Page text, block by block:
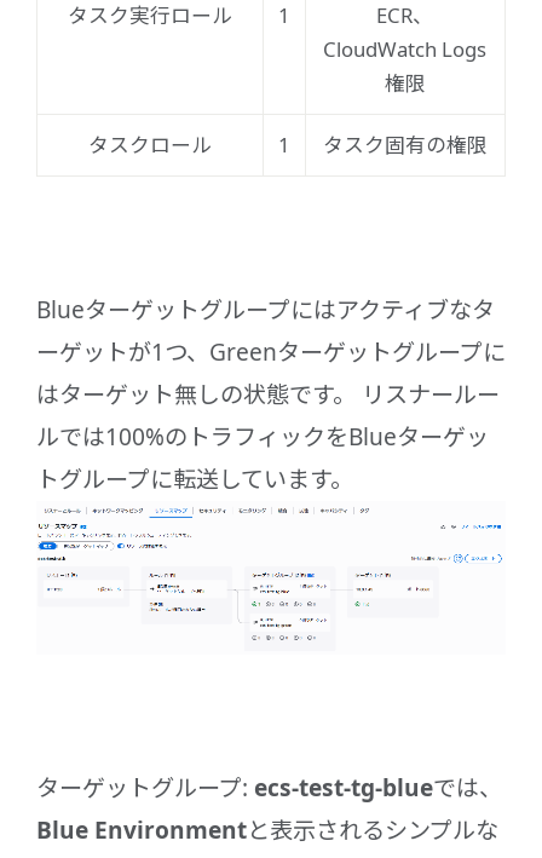
タスク実行ロール 1
ECR、
CloudWatch Logs
権限
タスクロール 1 タスク固有の権限
Blueターゲットグループにはアクティブなタ
ーゲットが1つ、Greenターゲットグループに
はターゲット無しの状態です。 リスナールー
ルでは100%のトラフィックをBlueターゲッ
トグループに転送しています。
ターゲットグループ: ecs-test-tg-blueでは、
Blue Environmentと表示されるシンプルな